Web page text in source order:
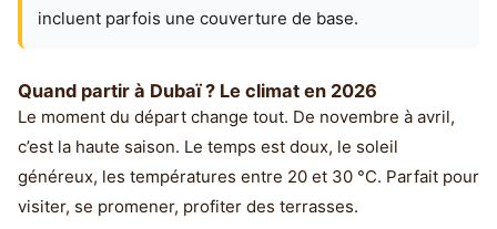
incluent parfois une couverture de base.
Quand partir à Dubaï ? Le climat en 2026
Le moment du départ change tout. De novembre à avril,
c’est la haute saison. Le temps est doux, le soleil
généreux, les températures entre 20 et 30 °C. Parfait pour
visiter, se promener, profiter des terrasses.